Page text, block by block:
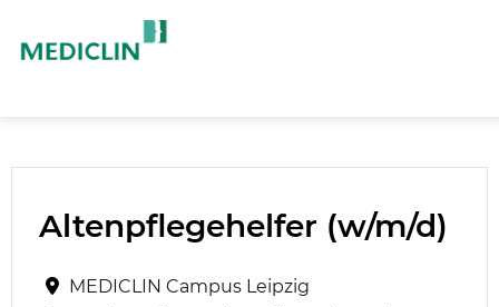
Altenpflegehelfer (w/m/d)
MEDICLIN Campus Leipzig